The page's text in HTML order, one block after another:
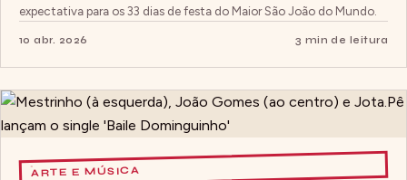
expectativa para os 33 dias de festa do Maior São João do Mundo.
10 abr. 2026 3 min de leitura
ARTE E MÚSICA